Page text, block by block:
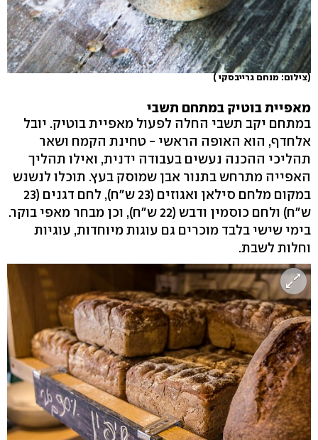
(צילום: מנחם גרייבסקי )
מאפיית בוטיק במתחם תשבי
במתחם יקב תשבי החלה לפעול מאפיית בוטיק. יובל
אלחדף, הוא האופה הראשי - טחינת הקמח ושאר
תהליכי ההכנה נעשים בעבודה ידנית, ואילו תהליך
האפייה מתרחש בתנור אבן שמוסק בעץ. תוכלו לנשנש
במקום מלחם סילאן ואגוזים (23 ש״ח), לחם דגנים (23
ש״ח) ולחם כוסמין ודבש (22 ש״ח), וכן מבחר מאפי בוקר.
בימי שישי בלבד מוכרים גם עוגות מיוחדות, עוגיות
וחלות לשבת.